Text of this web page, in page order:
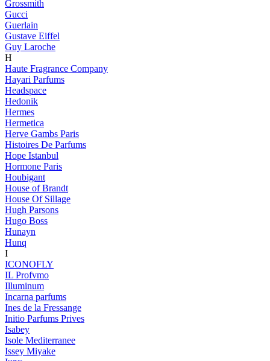
Grossmith
Gucci
Guerlain
Gustave Eiffel
Guy Laroche
H
Haute Fragrance Company
Hayari Parfums
Headspace
Hedonik
Hermes
Hermetica
Herve Gambs Paris
Histoires De Parfums
Hope Istanbul
Hormone Paris
Houbigant
House of Brandt
House Of Sillage
Hugh Parsons
Hugo Boss
Hunayn
Hunq
I
ICONOFLY
IL Profvmo
Illuminum
Incarna parfums
Ines de la Fressange
Initio Parfums Prives
Isabey
Isole Mediterranee
Issey Miyake